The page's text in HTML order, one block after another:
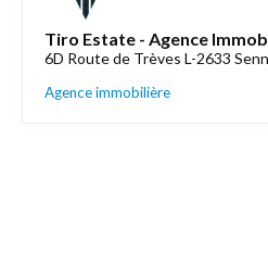
Tiro Estate - Agence
6D Route de Trèves L-2633
Agence immobilière